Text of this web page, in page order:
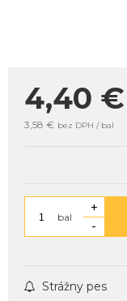
4,40 €
3,58 € bez DPH / bal
bal
+
-
Strážny pes